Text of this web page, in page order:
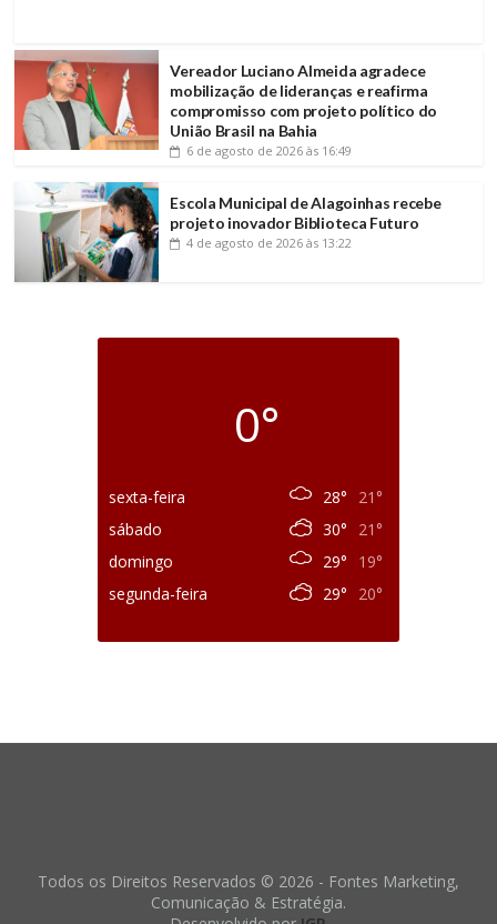
Vereador Luciano Almeida agradece
mobilização de lideranças e reafirma
compromisso com projeto político do
União Brasil na Bahia
6 de agosto de 2026 às 16:49
Escola Municipal de Alagoinhas recebe
projeto inovador Biblioteca Futuro
4 de agosto de 2026 às 13:22
0°
sexta-feira 28°
21°
sábado
30°
21°
domingo
29°
19°
segunda-feira
29° 20°
Todos os Direitos Reservados © 2026 - Fontes Marketing,
Comunicação & Estratégia.